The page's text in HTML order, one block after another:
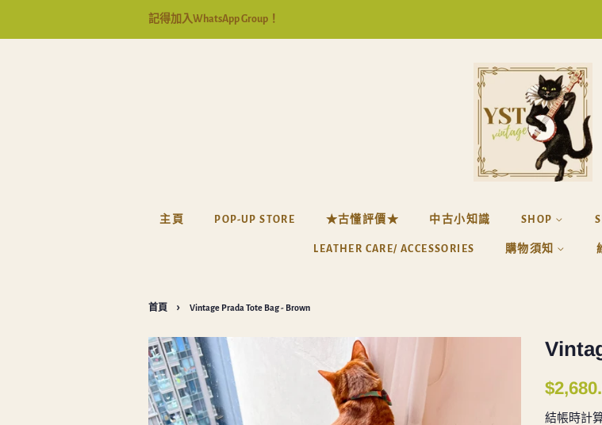
記得加入WhatsApp Group！
主頁 POP-UP STORE ★古懂評價★ 中古小知識 SHOP
LEATHER CARE/ ACCESSORIES 購物須知
首頁 › Vintage Prada Tote Bag - Brown
定
結帳時計